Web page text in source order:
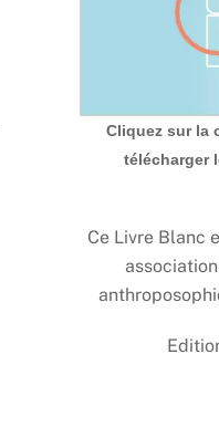
Cliquez sur la
télécharger
Ce Livre Blanc